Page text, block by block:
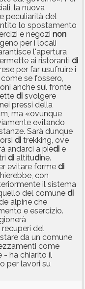
la nuova
peculiarità del
lo spostamento
e negozi non
per i locali
l'apertura
ai ristoranti di
per far usufruire i
se fossero,
anche sul fronte
di svolgere
pressi della
ma «ovunque
evitando
Sarà dunque
di trekking, ove
andarci a piedi e
di altitudine.
evitare forme di
con
il sistema
del comune di
alpine che
e esercizio.
del
da un comune
come
- ha chiarito il
per lavori su